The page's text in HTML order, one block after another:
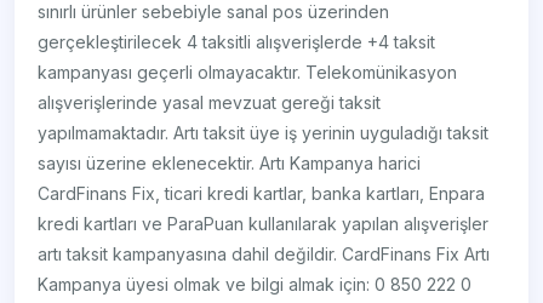
sınırlı ürünler sebebiyle sanal pos üzerinden
gerçekleştirilecek 4 taksitli alışverişlerde +4 taksit
kampanyası geçerli olmayacaktır. Telekomünikasyon
alışverişlerinde yasal mevzuat gereği taksit
yapılmamaktadır. Artı taksit üye iş yerinin uyguladığı taksit
sayısı üzerine eklenecektir. Artı Kampanya harici
CardFinans Fix, ticari kredi kartlar, banka kartları, Enpara
kredi kartları ve ParaPuan kullanılarak yapılan alışverişler
artı taksit kampanyasına dahil değildir. CardFinans Fix Artı
Kampanya üyesi olmak ve bilgi almak için: 0 850 222 0